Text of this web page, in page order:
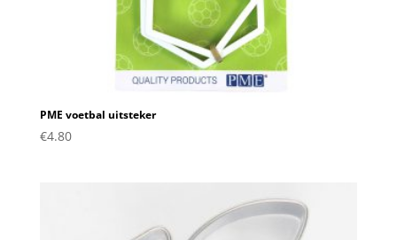
PME voetbal uitsteker
€4.80